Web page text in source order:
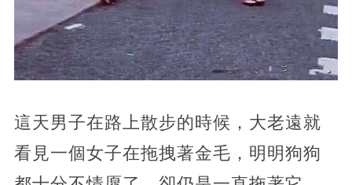
這天男子在路上散步的時候，大老遠就
看見一個女子在拖拽著金毛，明明狗狗